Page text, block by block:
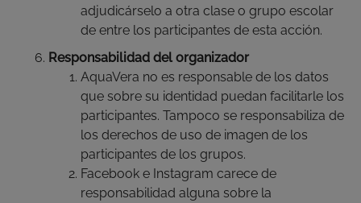
adjudicárselo a otra clase o grupo escolar
de entre los participantes de esta acción.
Responsabilidad del organizador
AquaVera no es responsable de los datos
que sobre su identidad puedan facilitarle los
participantes. Tampoco se responsabiliza de
los derechos de uso de imagen de los
participantes de los grupos.
Facebook e Instagram carece de
responsabilidad alguna sobre la